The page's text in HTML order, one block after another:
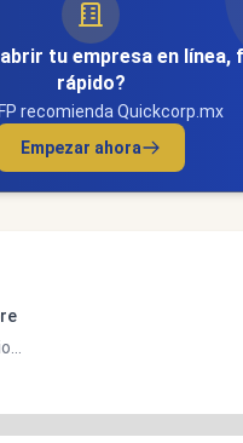
tu empresa en línea,
rápido?
recomienda Quickcorp.mx
Empezar ahora